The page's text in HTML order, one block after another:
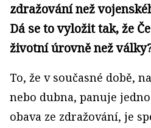
zdražování než
Dá se to vyložit tak, že
životní úrovně než
To, že v současné době,
nebo dubna, panuje
obava ze zdražování, je